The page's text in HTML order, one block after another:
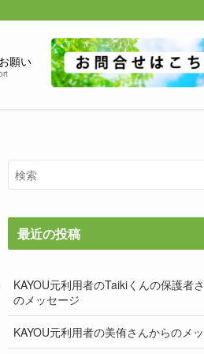
願い
最近の投稿
KAYOU元利用者のTaikiくんの保護者
のメッセージ
KAYOU元利用者の美侑さんからのメ